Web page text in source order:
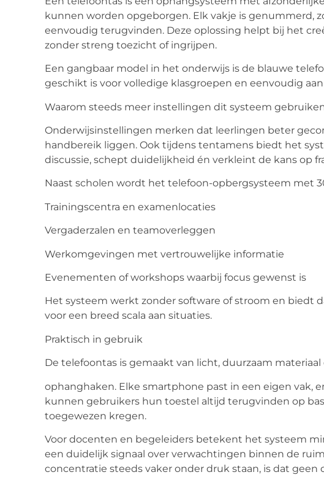
kunnen worden opgeborgen. Elk vakje is genummerd,
eenvoudig terugvinden. Deze oplossing helpt bij het
zonder streng toezicht of ingrijpen.
Een gangbaar model in het onderwijs is de blauwe
geschikt is voor volledige klasgroepen en eenvoudig
Waarom steeds meer instellingen dit systeem
Onderwijsinstellingen merken dat leerlingen beter
handbereik liggen. Ook tijdens tentamens biedt het
discussie, schept duidelijkheid én verkleint de kans op
Naast scholen wordt het telefoon-opbergsysteem met
Trainingscentra en examenlocaties
Vergaderzalen en teamoverleggen
Werkomgevingen met vertrouwelijke informatie
Evenementen of workshops waarbij focus gewenst is
Het systeem werkt zonder software of stroom en biedt
voor een breed scala aan situaties.
Praktisch in gebruik
De telefoontas is gemaakt van licht, duurzaam
ophanghaken. Elke smartphone past in een eigen vak,
kunnen gebruikers hun toestel altijd terugvinden op
toegewezen kregen.
Voor docenten en begeleiders betekent het systeem
een duidelijk signaal over verwachtingen binnen de
concentratie steeds vaker onder druk staan, is dat geen